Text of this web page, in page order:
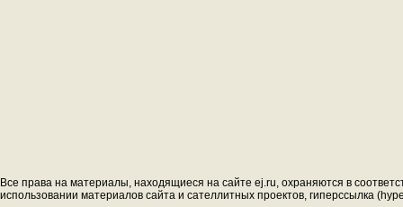
Все права на материалы, находящиеся на сайте ej.ru, охраняются в
использовании материалов сайта и сателлитных проектов, гиперссылка